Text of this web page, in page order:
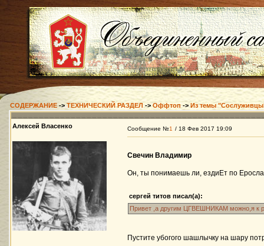
СОДЕРЖАНИЕ ->ТЕХНИЧЕСКИЙ РАЗДЕЛ ->Оффтоп->Из темы
Алексей Власенко Сообщение №1 / 18 Фев 2017 19:09
Свечин Владимир
Он, ты понимаешь ли, ездиЕт по
сергей титов писал(а):
Привет ,а другим ЦГВЕШНИКАМ можно,я к
Пустите убогого шашлычку на шару